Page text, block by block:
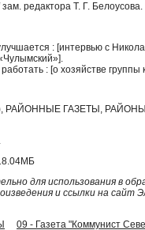
зам. редактора Т. Г. Белоусова.
: [интервью с
: [о хозяйстве
РАЙОННЫЕ ГАЗЕТЫ,
для использования в
и ссылки на сайт
09 - Газета "Коммунист